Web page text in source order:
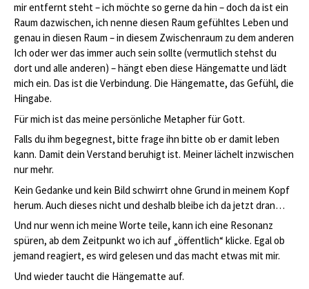
mir entfernt steht – ich möchte so gerne da hin – doch da ist ein
Raum dazwischen, ich nenne diesen Raum gefühltes Leben und
genau in diesen Raum – in diesem Zwischenraum zu dem anderen
Ich oder wer das immer auch sein sollte (vermutlich stehst du
dort und alle anderen) – hängt eben diese Hängematte und lädt
mich ein. Das ist die Verbindung. Die Hängematte, das Gefühl, die
Hingabe.
Für mich ist das meine persönliche Metapher für Gott.
Falls du ihm begegnest, bitte frage ihn bitte ob er damit leben
kann. Damit dein Verstand beruhigt ist. Meiner lächelt inzwischen
nur mehr.
Kein Gedanke und kein Bild schwirrt ohne Grund in meinem Kopf
herum. Auch dieses nicht und deshalb bleibe ich da jetzt dran…
Und nur wenn ich meine Worte teile, kann ich eine Resonanz
spüren, ab dem Zeitpunkt wo ich auf „öffentlich“ klicke. Egal ob
jemand reagiert, es wird gelesen und das macht etwas mit mir.
Und wieder taucht die Hängematte auf.